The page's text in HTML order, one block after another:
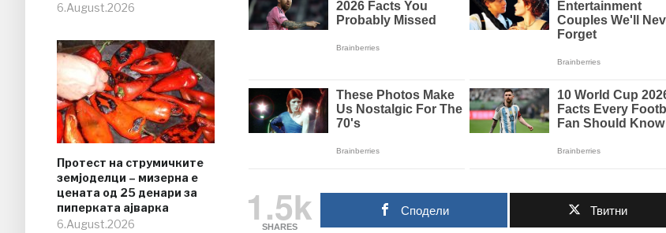
6.August.2026
Протест на струмичките
земјоделци – мизерна е
цената од 25 денари за
пиперката ајварка
6.August.2026
1.5k
SHARES
Сподели Твитни